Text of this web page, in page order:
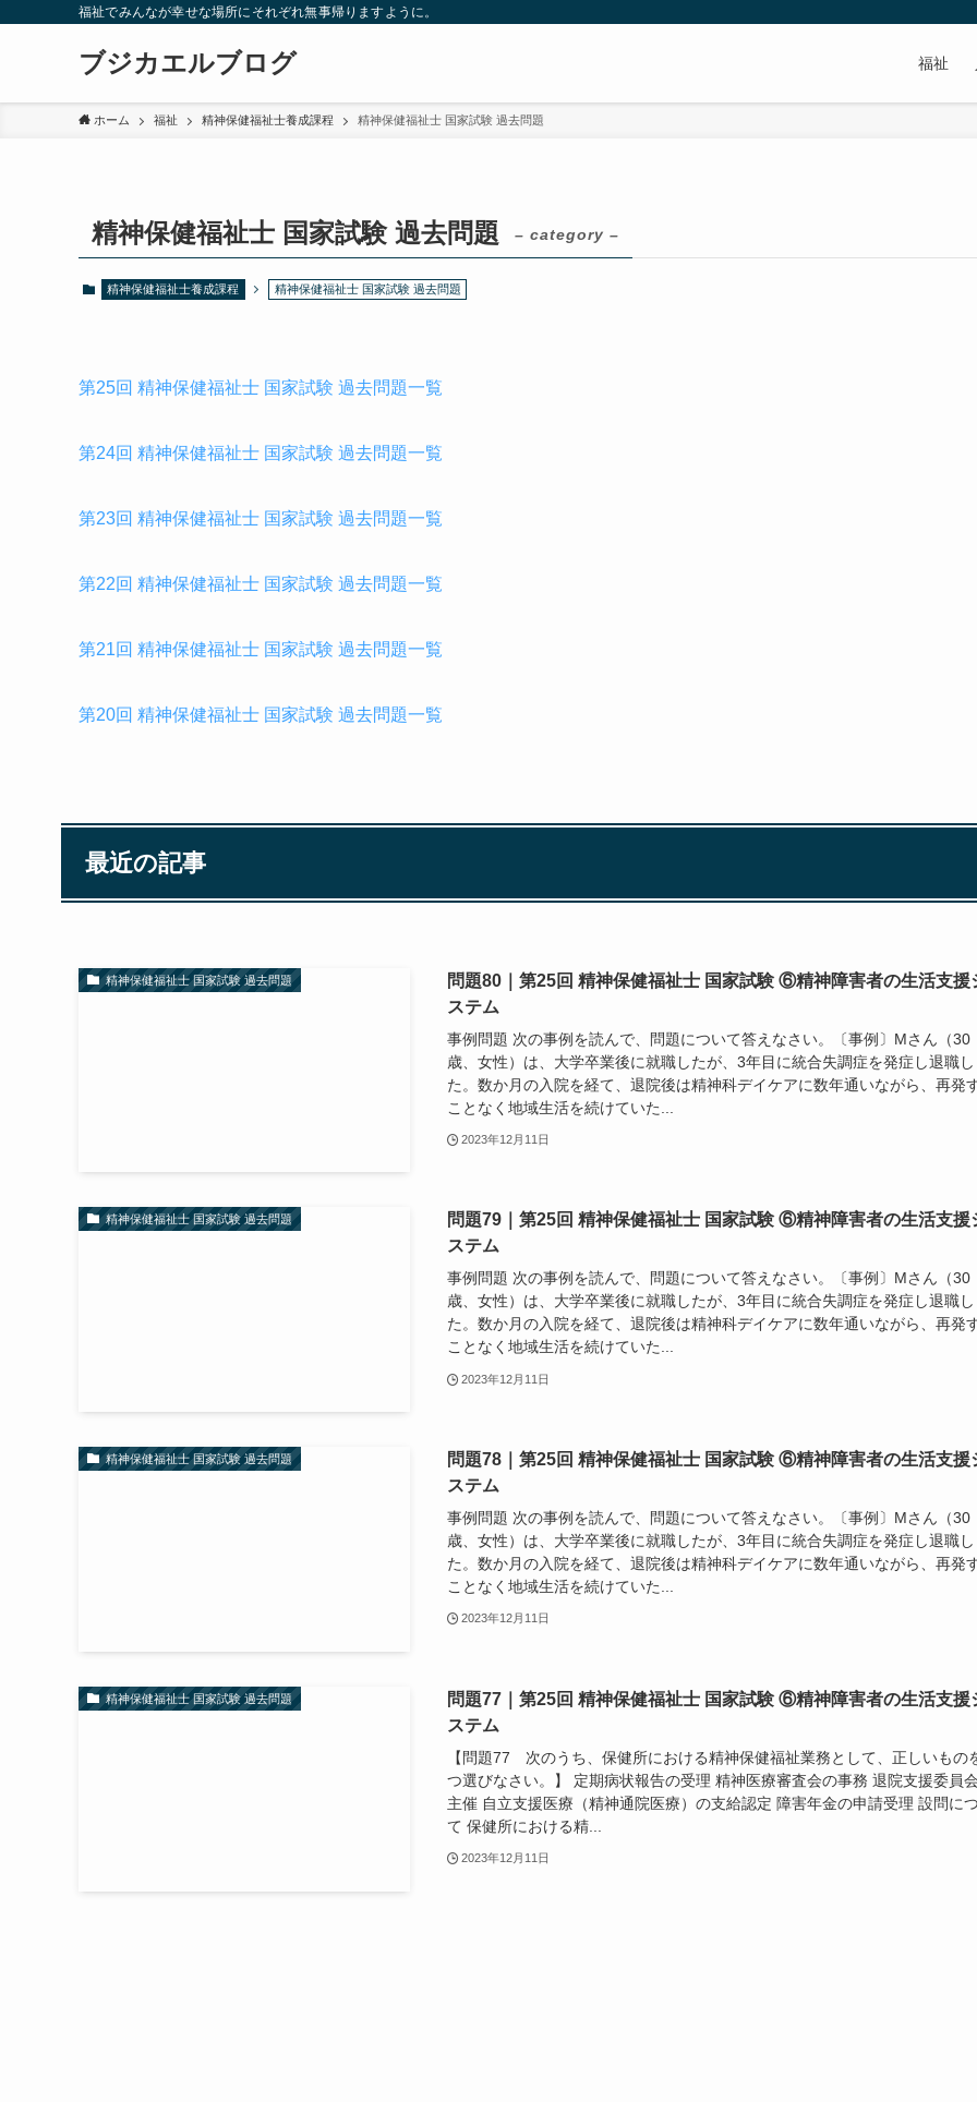
福祉でみんなが幸せな場所にそれぞれ無事帰りますように。
ブジカエルブログ 福祉
ホーム 福祉 精神保健福祉士養成課程 精神保健福祉士 国家試験 過去問題
精神保健福祉士 国家試験 過去問題 – category –
精神保健福祉士養成課程 精神保健福祉士 国家試験 過去問題
第25回 精神保健福祉士 国家試験 過去問題一覧
第24回 精神保健福祉士 国家試験 過去問題一覧
第23回 精神保健福祉士 国家試験 過去問題一覧
第22回 精神保健福祉士 国家試験 過去問題一覧
第21回 精神保健福祉士 国家試験 過去問題一覧
第20回 精神保健福祉士 国家試験 過去問題一覧
最近の記事
精神保健福祉士 国家試験 過去問題
問題80｜第25回 精神保健福祉士 国家試験 ⑥精神障害者の生活支援
ステム
事例問題 次の事例を読んで、問題について答えなさい。〔事例〕Mさん（30
歳、女性）は、大学卒業後に就職したが、3年目に統合失調症を発症し退職し
た。数か月の入院を経て、退院後は精神科デイケアに数年通いながら、再発
ことなく地域生活を続けていた...
2023年12月11日
精神保健福祉士 国家試験 過去問題
問題79｜第25回 精神保健福祉士 国家試験 ⑥精神障害者の生活支援
ステム
事例問題 次の事例を読んで、問題について答えなさい。〔事例〕Mさん（30
歳、女性）は、大学卒業後に就職したが、3年目に統合失調症を発症し退職し
た。数か月の入院を経て、退院後は精神科デイケアに数年通いながら、再発
ことなく地域生活を続けていた...
2023年12月11日
精神保健福祉士 国家試験 過去問題
問題78｜第25回 精神保健福祉士 国家試験 ⑥精神障害者の生活支援
ステム
事例問題 次の事例を読んで、問題について答えなさい。〔事例〕Mさん（30
歳、女性）は、大学卒業後に就職したが、3年目に統合失調症を発症し退職し
た。数か月の入院を経て、退院後は精神科デイケアに数年通いながら、再発
ことなく地域生活を続けていた...
2023年12月11日
精神保健福祉士 国家試験 過去問題
問題77｜第25回 精神保健福祉士 国家試験 ⑥精神障害者の生活支援
ステム
【問題77 次のうち、保健所における精神保健福祉業務として、正しいもの
つ選びなさい。】 定期病状報告の受理 精神医療審査会の事務 退院支援委員
主催 自立支援医療（精神通院医療）の支給認定 障害年金の申請受理 設問に
て 保健所における精...
2023年12月11日